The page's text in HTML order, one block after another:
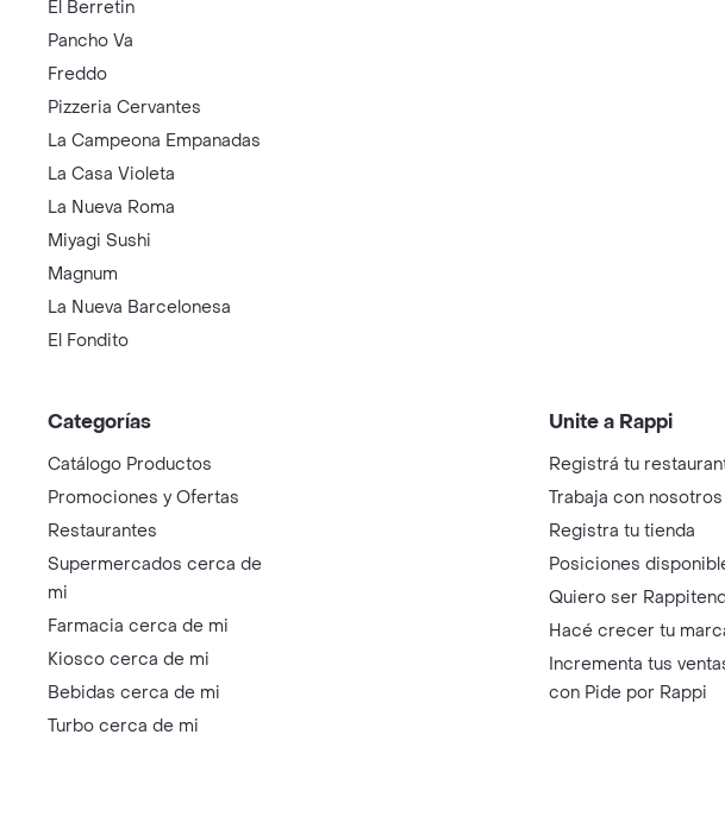
El Berretin
Pancho Va
Freddo
Pizzeria Cervantes
La Campeona Empanadas
La Casa Violeta
La Nueva Roma
Miyagi Sushi
Magnum
La Nueva Barcelonesa
El Fondito
Categorías
Catálogo Productos
Promociones y Ofertas
Restaurantes
Supermercados cerca de
mi
Farmacia cerca de mi
Kiosco cerca de mi
Bebidas cerca de mi
Turbo cerca de mi
Unite a Rappi
Registrá tu
Trabaja con nosotros
Registra tu tienda
Posiciones
Quiero ser
Hacé crecer tu
Incrementa tus
con Pide por Rappi